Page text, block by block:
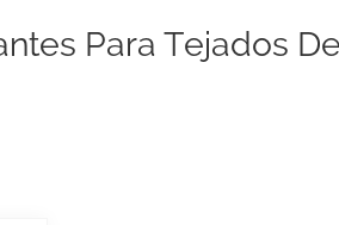
Para Tejados